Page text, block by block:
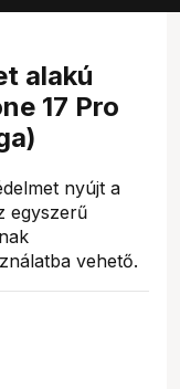
alakú
17 Pro
nyújt a
egyszerű
vehető.